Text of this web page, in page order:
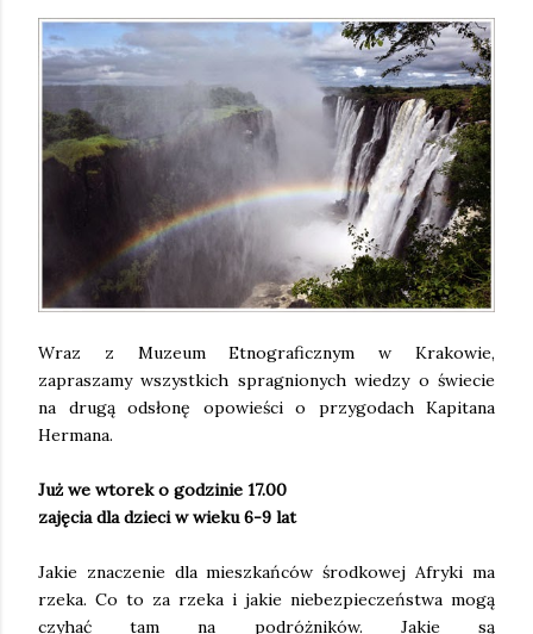
Wraz z Muzeum Etnograficznym w Krakowie,
zapraszamy wszystkich spragnionych wiedzy o świecie
na drugą odsłonę opowieści o przygodach Kapitana
Hermana.
Już we wtorek o godzinie 17.00
zajęcia dla dzieci w wieku 6-9 lat
Jakie znaczenie dla mieszkańców środkowej Afryki ma
rzeka. Co to za rzeka i jakie niebezpieczeństwa mogą
czyhać tam na podróżników. Jakie są